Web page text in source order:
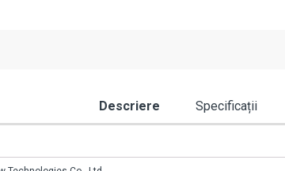
Descriere Specificații